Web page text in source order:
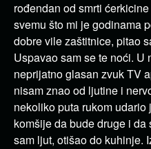
rođendan od smrti
svemu što mi je godinama
dobre vile zaštitnice, pitao
Uspavao sam se te noći. U
neprijatno glasan zvuk TV
nisam znao od ljutine i
nekoliko puta rukom
komšije da bude druge i
sam ljut, otišao do kuhinje.